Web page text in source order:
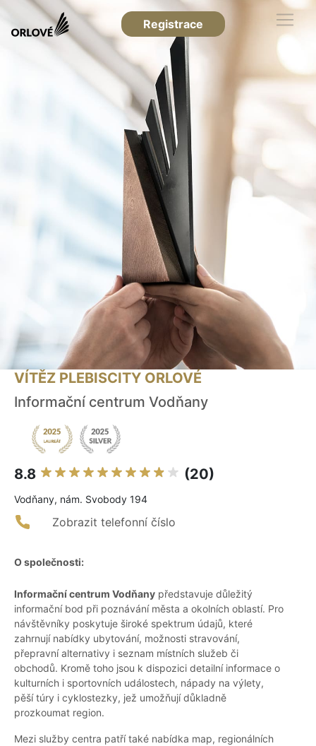
Registrace
VÍTĚZ PLEBISCITY ORLOVÉ
Informační centrum Vodňany
8.8 (20)
Vodňany, nám. Svobody 194
Zobrazit telefonní číslo
O společnosti:
Informační centrum Vodňany představuje důležitý
informační bod při poznávání města a okolních oblastí. Pro
návštěvníky poskytuje široké spektrum údajů, které
zahrnují nabídky ubytování, možnosti stravování,
přepravní alternativy i seznam místních služeb či
obchodů. Kromě toho jsou k dispozici detailní informace o
kulturních i sportovních událostech, nápady na výlety,
pěší túry i cyklostezky, jež umožňují důkladně
prozkoumat region.
Mezi služby centra patří také nabídka map, regionálních